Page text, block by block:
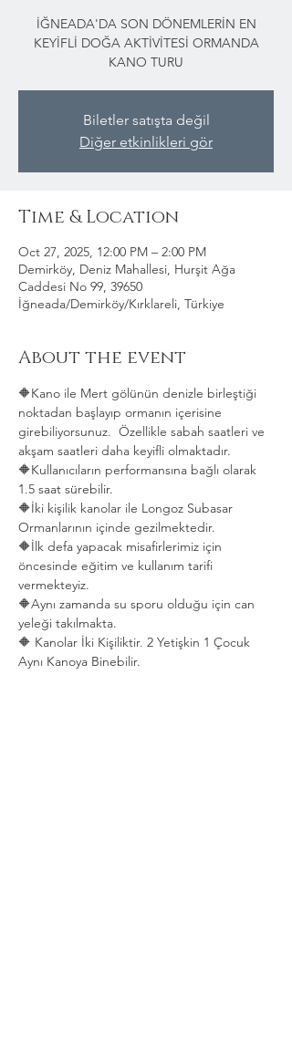
İĞNEADA'DA SON DÖNEMLERİN EN
KEYİFLİ DOĞA AKTİVİTESİ ORMANDA
KANO TURU
Biletler satışta değil
Diğer etkinlikleri gör
Time & Location
Oct 27, 2025, 12:00 PM – 2:00 PM
Demirköy, Deniz Mahallesi, Hurşit Ağa
Caddesi No 99, 39650
İğneada/Demirköy/Kırklareli, Türkiye
About the event
🔶Kano ile Mert gölünün denizle birleştiği
noktadan başlayıp ormanın içerisine
girebiliyorsunuz.  Özellikle sabah saatleri ve
akşam saatleri daha keyifli olmaktadır.
🔶Kullanıcıların performansına bağlı olarak
1.5 saat sürebilir.
🔶İki kişilik kanolar ile Longoz Subasar
Ormanlarının içinde gezilmektedir.
🔶İlk defa yapacak misafirlerimiz için
öncesinde eğitim ve kullanım tarifi
vermekteyiz.
🔶Aynı zamanda su sporu olduğu için can
yeleği takılmakta.
🔶 Kanolar İki Kişiliktir. 2 Yetişkin 1 Çocuk
Aynı Kanoya Binebilir.